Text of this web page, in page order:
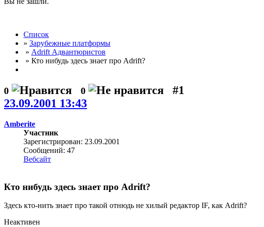
Список
» Зарубежные платформы
» Adrift Адвантюристов
» Кто нибудь здесь знает про Adrift?
0 0
#1
23.09.2001 13:43
Amberite
Участник
Зарегистрирован: 23.09.2001
Сообщений: 47
Вебсайт
Кто нибудь здесь знает про Adrift?
Здесь кто-нить знает про такой отнюдь не хилый редактор IF, как Adrift?
Неактивен